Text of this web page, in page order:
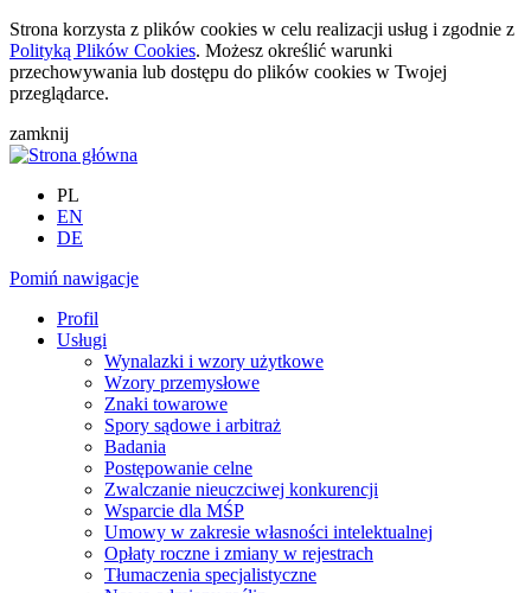
Strona korzysta z plików cookies w celu realizacji usług i zgodnie z
Polityką Plików Cookies. Możesz określić warunki
przechowywania lub dostępu do plików cookies w Twojej
przeglądarce.
zamknij
PL
EN
DE
Pomiń nawigacje
Profil
Usługi
Wynalazki i wzory użytkowe
Wzory przemysłowe
Znaki towarowe
Spory sądowe i arbitraż
Badania
Postępowanie celne
Zwalczanie nieuczciwej konkurencji
Wsparcie dla MŚP
Umowy w zakresie własności intelektualnej
Opłaty roczne i zmiany w rejestrach
Tłumaczenia specjalistyczne